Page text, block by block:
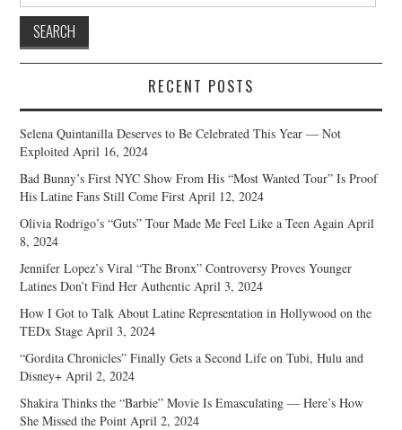
RECENT POSTS
Selena Quintanilla Deserves to Be Celebrated This Year — Not
Exploited April 16, 2024
Bad Bunny’s First NYC Show From His “Most Wanted Tour” Is Proof
His Latine Fans Still Come First April 12, 2024
Olivia Rodrigo’s “Guts” Tour Made Me Feel Like a Teen Again April
8, 2024
Jennifer Lopez’s Viral “The Bronx” Controversy Proves Younger
Latines Don’t Find Her Authentic April 3, 2024
How I Got to Talk About Latine Representation in Hollywood on the
TEDx Stage April 3, 2024
“Gordita Chronicles” Finally Gets a Second Life on Tubi, Hulu and
Disney+ April 2, 2024
Shakira Thinks the “Barbie” Movie Is Emasculating — Here’s How
She Missed the Point April 2, 2024